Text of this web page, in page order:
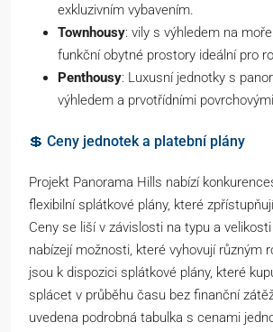
exkluzivním vybavením.
Townhousy: vily s výhledem na
funkční obytné prostory ideální pro
Penthousy: Luxusní jednotky s
výhledem a prvotřídními
💲 Ceny jednotek a platební plány
Projekt Panorama Hills nabízí
flexibilní splátkové plány, které
Ceny se liší v závislosti na typu a
nabízejí možnosti, které vyhovují různým
jsou k dispozici splátkové plány, které
splácet v průběhu času bez finanční
uvedena podrobná tabulka s cenami